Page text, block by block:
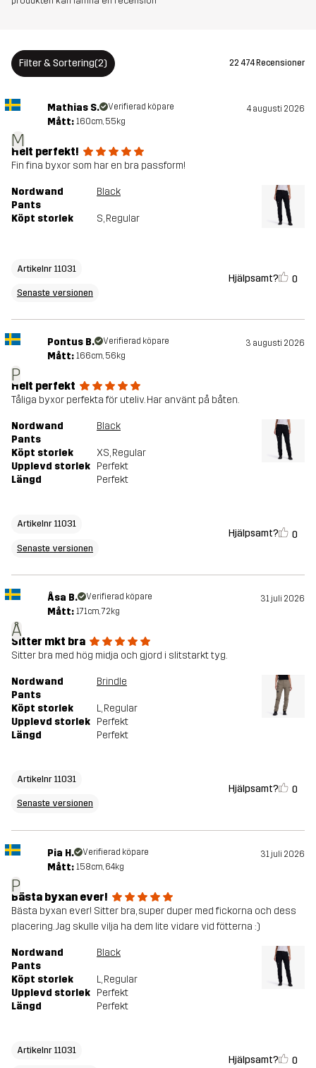
Filter & Sortering(2) 22 474 Recensioner
M
Mathias S. Verifierad köpare 4 augusti 2026
Mått: 160cm, 55kg
Helt perfekt!
Fin fina byxor som har en bra passform!
Nordwand
Pants
Black
Köpt storlek S, Regular
Artikelnr 11031
Senaste versionen
Hjälpsamt? 0
P
Pontus B. Verifierad köpare 3 augusti 2026
Mått: 166cm, 56kg
Helt perfekt
Tåliga byxor perfekta för uteliv. Har använt på båten.
Nordwand
Pants
Black
Köpt storlek XS, Regular
Upplevd storlek Perfekt
Längd
Perfekt
Artikelnr 11031
Senaste versionen
Hjälpsamt? 0
Å
Åsa B. Verifierad köpare 31 juli 2026
Mått: 171cm, 72kg
Sitter mkt bra
Sitter bra med hög midja och gjord i slitstarkt tyg.
Nordwand
Pants
Brindle
Köpt storlek L, Regular
Upplevd storlek Perfekt
Längd
Perfekt
Artikelnr 11031
Senaste versionen
Hjälpsamt? 0
P
Pia H. Verifierad köpare 31 juli 2026
Mått: 158cm, 64kg
Bästa byxan ever!
Bästa byxan ever! Sitter bra, super duper med fickorna och dess
placering. Jag skulle vilja ha dem lite vidare vid fötterna :)
Nordwand
Pants
Black
Köpt storlek L, Regular
Upplevd storlek Perfekt
Längd
Perfekt
Artikelnr 11031
Hjälpsamt? 0